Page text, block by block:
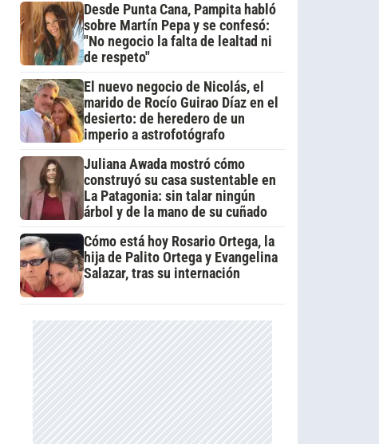
Desde Punta Cana, Pampita habló
sobre Martín Pepa y se confesó:
"No negocio la falta de lealtad ni
de respeto"
El nuevo negocio de Nicolás, el
marido de Rocío Guirao Díaz en el
desierto: de heredero de un
imperio a astrofotógrafo
Juliana Awada mostró cómo
construyó su casa sustentable en
La Patagonia: sin talar ningún
árbol y de la mano de su cuñado
Cómo está hoy Rosario Ortega, la
hija de Palito Ortega y Evangelina
Salazar, tras su internación